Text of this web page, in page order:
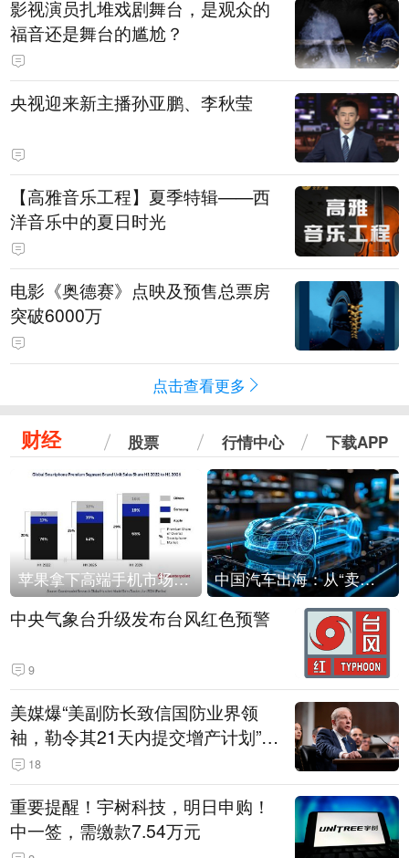
影视演员扎堆戏剧舞台，是观众的
福音还是舞台的尴尬？
央视迎来新主播孙亚鹏、李秋莹
【高雅音乐工程】夏季特辑——西
洋音乐中的夏日时光
电影《奥德赛》点映及预售总票房
突破6000万
点击查看更多
财经 股票 行情中心 下载APP
苹果拿下高端手机市场65%的份额：iPhone 17系列功不可没 中国汽车出海：从“卖出去”到“走进去”
中央气象台升级发布台风红色预警
9
美媒爆“美副防长致信国防业界领
袖，勒令其21天内提交增产计划”，
五角大楼回应
18
重要提醒！宇树科技，明日申购！
中一签，需缴款7.54万元